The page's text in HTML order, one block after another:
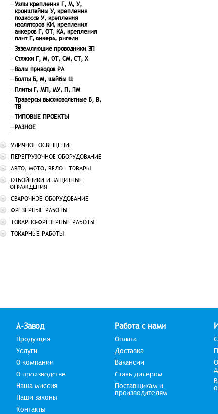
Узлы крепления Г, М, У,
кронштейны У, крепления
подкосов У, крепления
изоляторов КИ, крепления
анкеров Г, ОТ, КА, крепления
плит Г, анкера, ригели
Заземляющие проводники ЗП
Стяжки Г, М, ОТ, СМ, СТ, Х
Валы приводов РА
Болты Б, М, шайбы Ш
Плиты Г, МП, МУ, П, ПМ
Траверсы высоковольтные Б, В,
ТВ
ТИПОВЫЕ ПРОЕКТЫ
РАЗНОЕ
УЛИЧНОЕ ОСВЕЩЕНИЕ
ПЕРЕГРУЗОЧНОЕ ОБОРУДОВАНИЕ
АВТО, МОТО, ВЕЛО - ТОВАРЫ
ОТБОЙНИКИ И ЗАЩИТНЫЕ
ОГРАЖДЕНИЯ
СВАРОЧНОЕ ОБОРУДОВАНИЕ
ФРЕЗЕРНЫЕ РАБОТЫ
ТОКАРНО-ФРЕЗЕРНЫЕ РАБОТЫ
ТОКАРНЫЕ РАБОТЫ
А-Завод
Продукция
Услуги
О компании
О производстве
Наша миссия
Наши законы
Контакты
Работа с нами
Оплата
Доставка
Вакансии
Стань дилером
Поставщикам и
производителям